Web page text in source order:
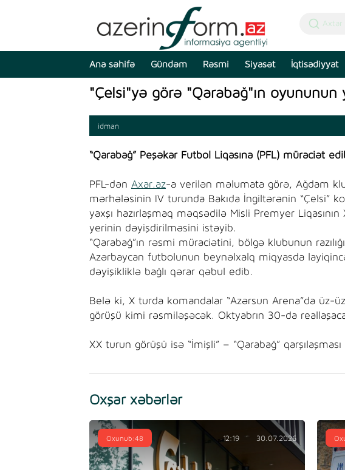
Ana səhifə Gündəm Rəsmi Siyasət İqtisadiyyat
"Çelsi"yə görə "Qarabağ"ın oyununun
idman
“Qarabağ” Peşəkar Futbol Liqasına (PFL) müraciət
PFL-dən Axar.az-a verilən məlumata görə, Ağdam
mərhələsinin IV turunda Bakıda İngiltərənin “Çelsi”
yaxşı hazırlaşmaq məqsədilə Misli Premyer
yerinin dəyişdirilməsini istəyib.
“Qarabağ”ın rəsmi müraciətini, bölgə klubunun
Azərbaycan futbolunun beynəlxalq miqyasda
dəyişikliklə bağlı qərar qəbul edib.
Belə ki, X turda komandalar “Azərsun Arena”da üz-
görüşü kimi rəsmiləşəcək. Oktyabrın 30-da
XX turun görüşü isə “İmişli” – “Qarabağ”
Oxşar xəbərlər
Oxunub:48 12:19 30.07.2026